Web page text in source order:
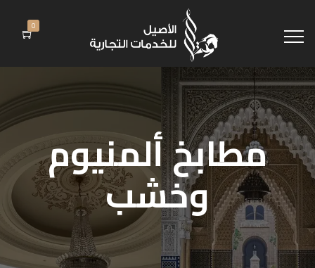
0
مطابخ ألمنيوم
وخشب